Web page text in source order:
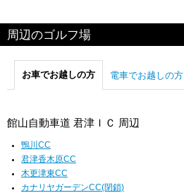
周辺のゴルフ場
お車でお越しの方 電車でお越しの方
館山自動車道 君津ＩＣ 周辺
鴨川CC
君津香木原CC
木更津東CC
カナリヤガーデンCC(閉鎖)